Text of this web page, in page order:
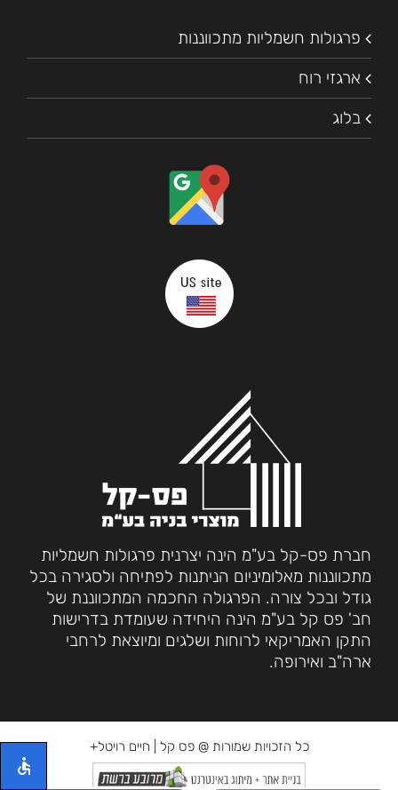
פרגולות חשמליות מתכווננות
ארגזי רוח
בלוג
חברת פס-קל בע"מ הינה יצרנית פרגולות חשמליות
מתכווננות מאלומיניום הניתנות לפתיחה ולסגירה בכל
גודל ובכל צורה. הפרגולה החכמה המתכווננת של
חב' פס קל בע"מ הינה היחידה שעומדת בדרישות
התקן האמריקאי לרוחות ושלגים ומיוצאת לרחבי
ארה"ב ואירופה.
כל הזכויות שמורות @ פס קל | חיים רויטל+